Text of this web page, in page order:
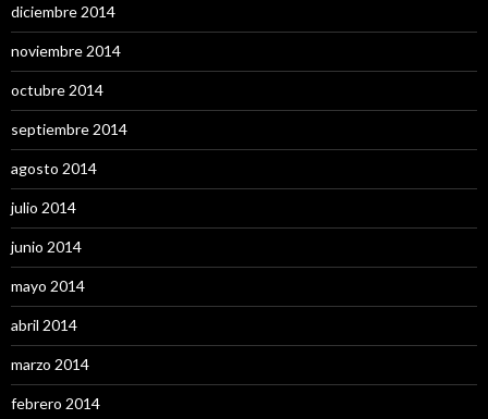
diciembre 2014
noviembre 2014
octubre 2014
septiembre 2014
agosto 2014
julio 2014
junio 2014
mayo 2014
abril 2014
marzo 2014
febrero 2014